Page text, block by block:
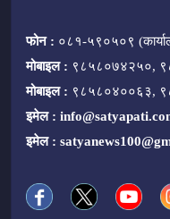
फोन : ०८१-५९०५०९
मोबाइल : ९८५८०७४२५०,
मोबाइल : ९८५८०४००६३,
इमेल :
इमेल :